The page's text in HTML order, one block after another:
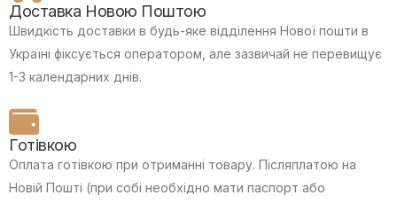
Доставка Новою Поштою
Швидкість доставки в будь-яке відділення Нової пошти в
Україні фіксується оператором, але зазвичай не перевищує
1-3 календарних днів.
Готівкою
Оплата готівкою при отриманні товару. Післяплатою на
Новій Пошті (при собі необхідно мати паспорт або